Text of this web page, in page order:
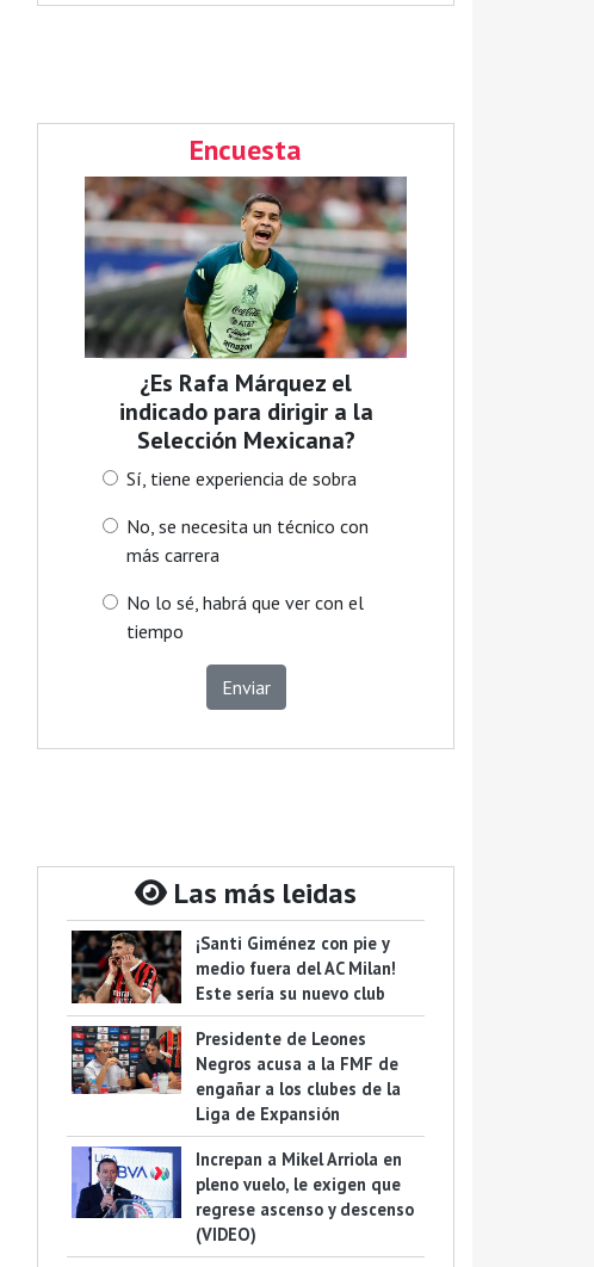
Encuesta
¿Es Rafa Márquez el
indicado para dirigir a la
Selección Mexicana?
Sí, tiene experiencia de sobra
No, se necesita un técnico con
más carrera
No lo sé, habrá que ver con el
tiempo
Enviar
Las más leidas
¡Santi Giménez con pie y
medio fuera del AC Milan!
Este sería su nuevo club
Presidente de Leones
Negros acusa a la FMF de
engañar a los clubes de la
Liga de Expansión
Increpan a Mikel Arriola en
pleno vuelo, le exigen que
regrese ascenso y descenso
(VIDEO)